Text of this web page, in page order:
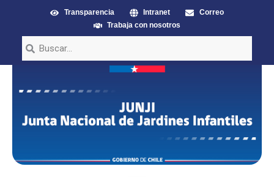
Transparencia Intranet
Correo
Trabaja con nosotros